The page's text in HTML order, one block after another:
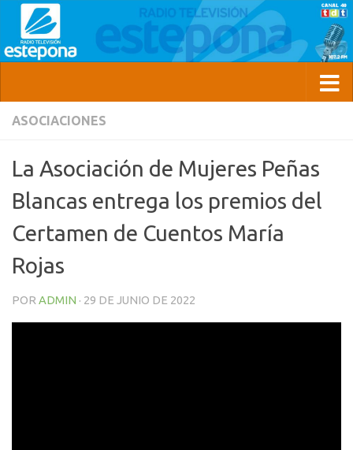
ASOCIACIONES
La Asociación de Mujeres Peñas
Blancas entrega los premios del
Certamen de Cuentos María
Rojas
POR ADMIN · 29 DE JUNIO DE 2022